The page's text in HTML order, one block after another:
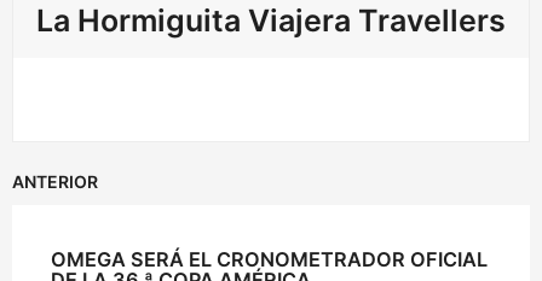
La Hormiguita Viajera Travellers
ANTERIOR
OMEGA SERÁ EL CRONOMETRADOR OFICIAL